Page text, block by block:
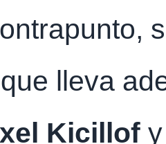
lleva
Kicillof